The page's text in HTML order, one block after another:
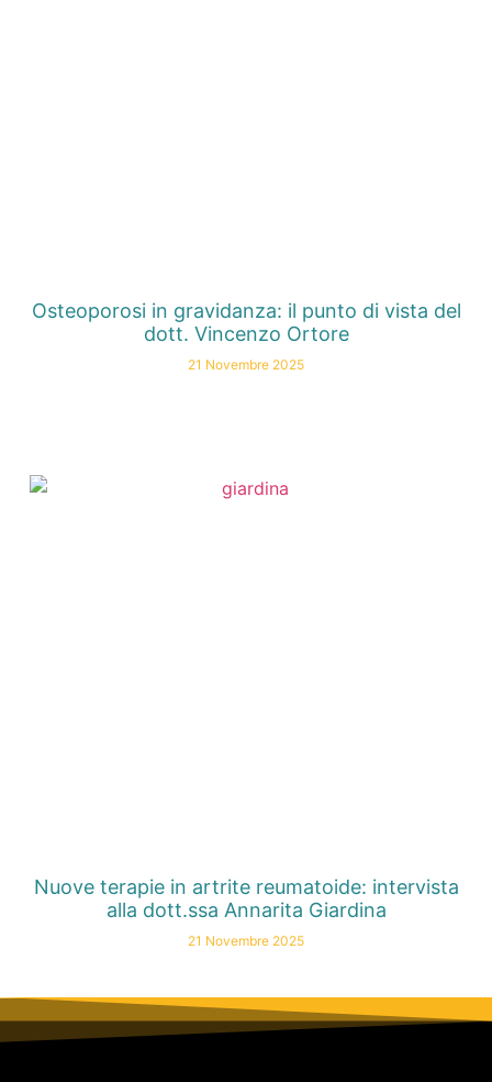
Osteoporosi in gravidanza: il punto di vista del
dott. Vincenzo Ortore
21 Novembre 2025
Nuove terapie in artrite reumatoide: intervista
alla dott.ssa Annarita Giardina
21 Novembre 2025